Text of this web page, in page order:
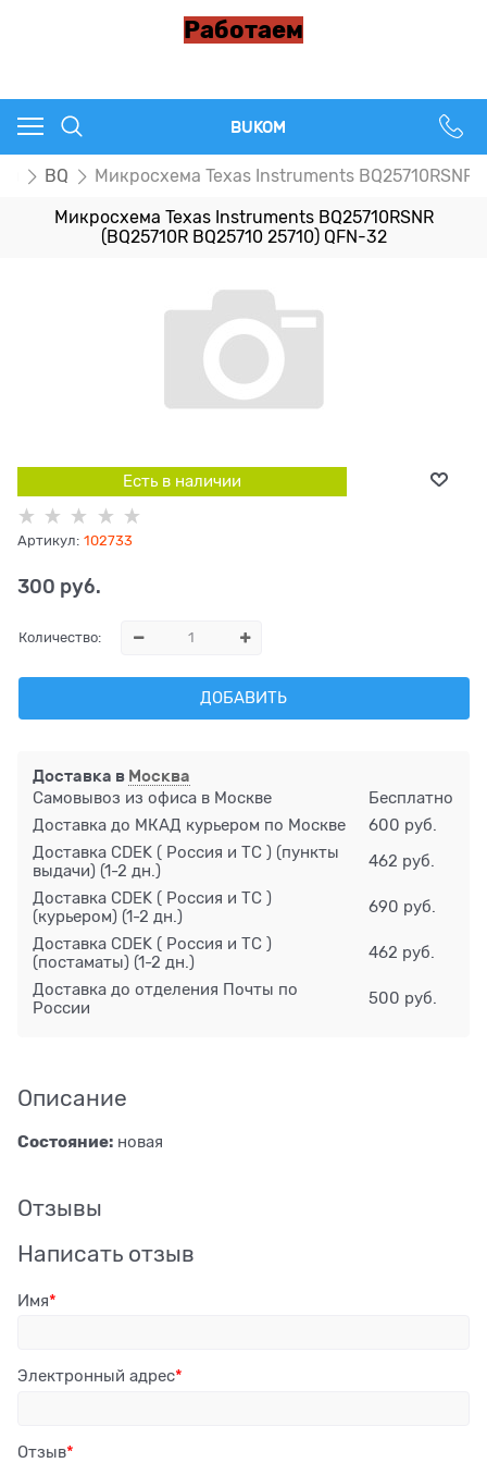
Работаем
BUKOM
BQ Микросхема Texas Instruments BQ25710RSNR
Микросхема Texas Instruments BQ25710RSNR
(BQ25710R BQ25710 25710) QFN-32
Есть в наличии
Артикул: 102733
300 руб.
Количество:
ДОБАВИТЬ
Доставка в Москва
Самовывоз из офиса в Москве
Бесплатно
Доставка до МКАД курьером по Москве
600 руб.
Доставка CDEK ( Россия и ТС ) (пункты
выдачи) (1-2 дн.)
462 руб.
Доставка CDEK ( Россия и ТС )
(курьером) (1-2 дн.)
690 руб.
Доставка CDEK ( Россия и ТС )
(постаматы) (1-2 дн.)
462 руб.
Доставка до отделения Почты по
России
500 руб.
Описание
Состояние: новая
Отзывы
Написать отзыв
Имя
Электронный адрес
Отзыв